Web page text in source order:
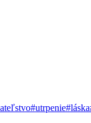
#utrpenie#láska